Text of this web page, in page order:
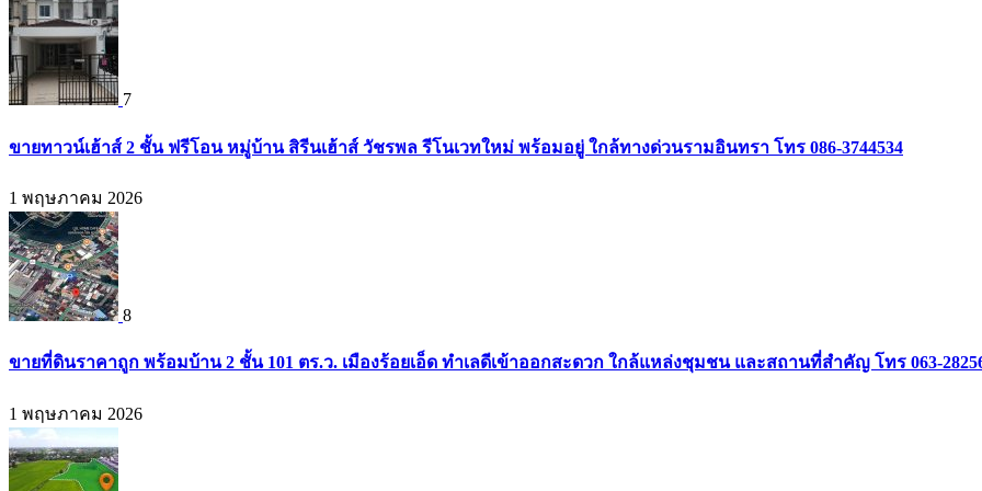
7
ขายทาวน์เฮ้าส์ 2 ชั้น ฟรีโอน หมู่บ้าน สิรีนเฮ้าส์ วัชรพล รีโนเวทใหม่ พร้อมอยู่ ใกล้ทางด่วนรามอินทรา โทร 086-3744534
1 พฤษภาคม 2026
8
ขายที่ดินราคาถูก พร้อมบ้าน 2 ชั้น 101 ตร.ว. เมืองร้อยเอ็ด ทำเลดีเข้าออกสะดวก ใกล้แหล่งชุมชน และสถานที่สำคัญ โทร 063-
1 พฤษภาคม 2026